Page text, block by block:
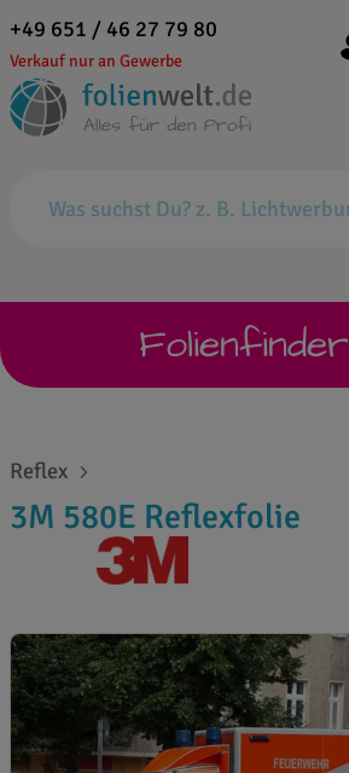
+49 651 / 46 27 79 80
Verkauf nur an Gewerbe
Folienfinder
Reflex
3M 580E Reflexfolie